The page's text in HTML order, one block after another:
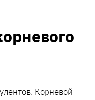
Корневой